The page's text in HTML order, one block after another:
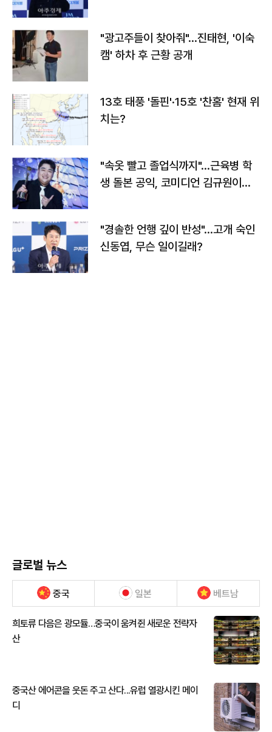
"광고주들이 찾아줘"…진태현, '이숙
캠' 하차 후 근황 공개
13호 태풍 '돌핀'·15호 '찬홈' 현재 위
치는?
"속옷 빨고 졸업식까지"…근육병 학
생 돌본 공익, 코미디언 김규원이었
"경솔한 언행 깊이 반성"…고개 숙인
신동엽, 무슨 일이길래?
글로벌 뉴스
중국 일본 베트남
희토류 다음은 광모듈…중국이 움켜쥔 새로운 전략자
산
중국산 에어콘을 웃돈 주고 산다...유럽 열광시킨 메이
디